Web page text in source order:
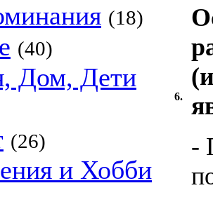
(18)
(40)
Дом, Дети
(26)
и Хобби
6.
-